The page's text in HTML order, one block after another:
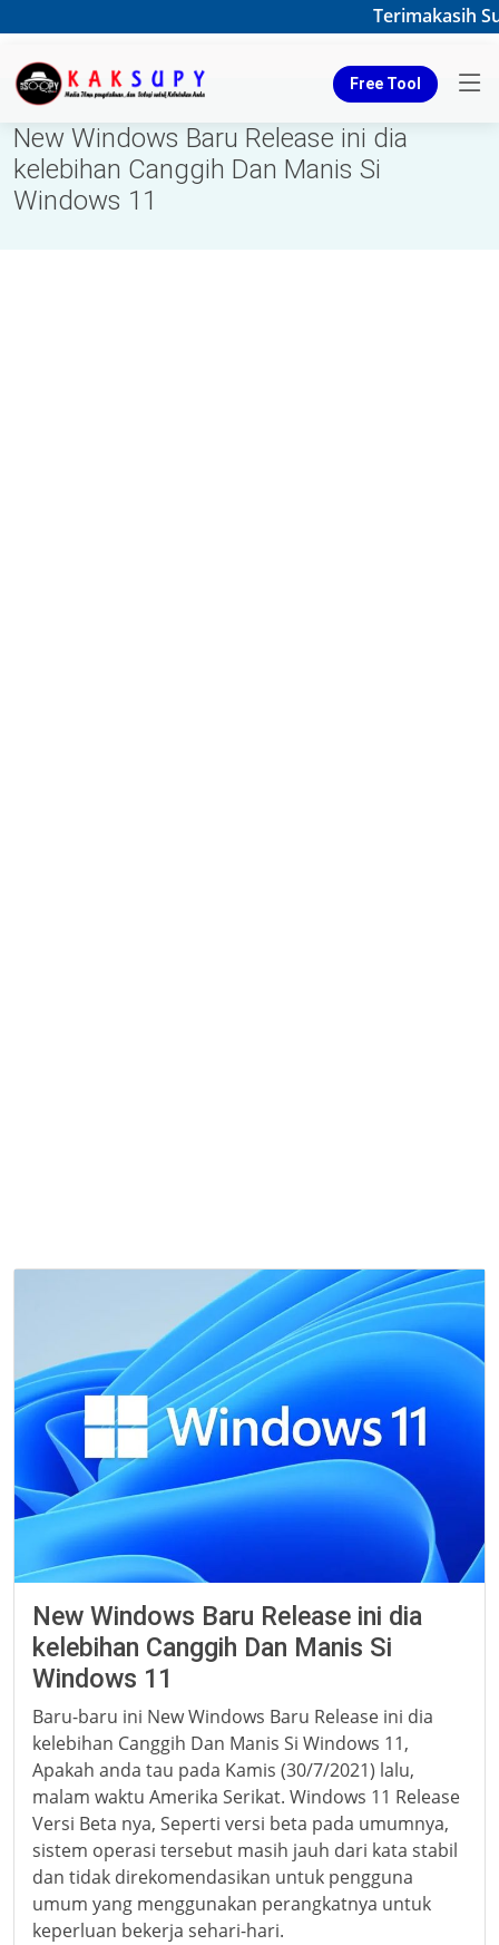
Terimakasih
Free Tool
New Windows Baru Release ini dia
kelebihan Canggih Dan Manis Si
Windows 11
New Windows Baru Release ini dia
kelebihan Canggih Dan Manis Si
Windows 11
Baru-baru ini New Windows Baru Release ini dia
kelebihan Canggih Dan Manis Si Windows 11,
Apakah anda tau pada Kamis (30/7/2021) lalu,
malam waktu Amerika Serikat. Windows 11 Release
Versi Beta nya, Seperti versi beta pada umumnya,
sistem operasi tersebut masih jauh dari kata stabil
dan tidak direkomendasikan untuk pengguna
umum yang menggunakan perangkatnya untuk
keperluan bekerja sehari-hari.